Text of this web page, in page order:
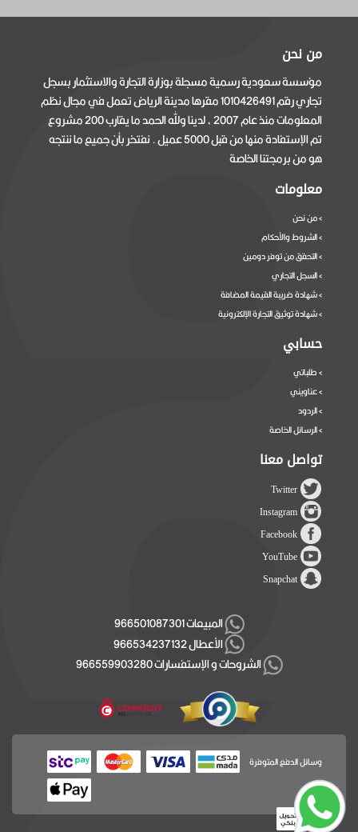
من نحن
مؤسسة سعودية رسمية مسجلة بوزارة التجارة والاستثمار بسجل
تجاري رقم 1010426491 مقرها مدينة الرياض تعمل في مجال نظم
المعلومات منذ عام 2007 ، لدينا ولله الحمد ما يقارب 200 مشروع
تم الإستفادة منها من قبل 5000 عميل . نفتخر بأن جميع ما ننتجه
هو من برمجتنا الخاصة
معلومات
>من نحن
>الشروط والأحكام
>التحقق من توفر دومين
>السجل التجاري
>شهادة ضريبة القيمة المضافة
>شهادة توثيق التجارة الإلكترونية
حسابي
>طلباتي
>عناويني
>الردود
>الرسائل الخاصة
تواصل معنا
Twitter
Instagram
Facebook
YouTube
Snapchat
المبيعات 966501087301
الأعطال 966534237132
الشروحات و الإستفسارات 966559903280
وسائل الدفع المتوفرة